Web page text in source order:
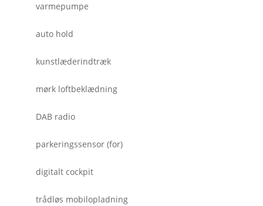
varmepumpe
auto hold
kunstlæderindtræk
mørk loftbeklædning
DAB radio
parkeringssensor (for)
digitalt cockpit
trådløs mobilopladning